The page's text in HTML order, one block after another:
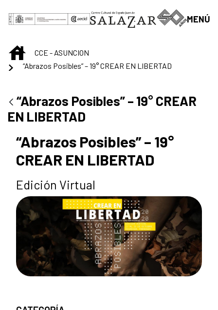
Saltar al contenido principal
MENÚ
INICIOCCE - ASUNCION
“Abrazos Posibles” – 19° CREAR EN LIBERTAD
“Abrazos Posibles” – 19° CREAR
EN LIBERTAD
“Abrazos Posibles” – 19°
CREAR EN LIBERTAD
Edición Virtual